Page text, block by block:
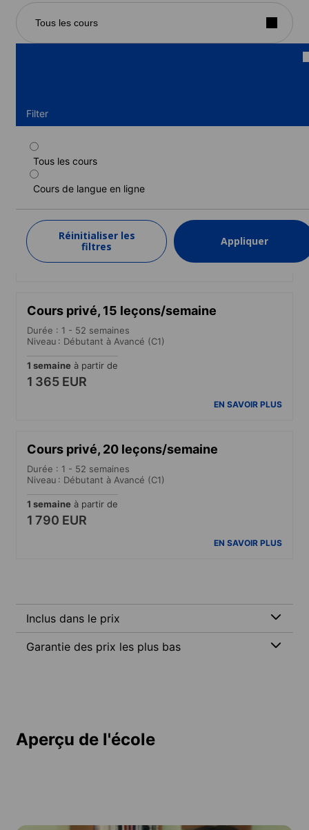
Tous les cours
Filter
Tous les cours
Cours de langue en ligne
Réinitialiser les
filtres
Appliquer
Cours privé, 10 leçons/semaine
Durée : 1 - 52 semaines
1 semaine
940 EUR
EN SAVOIR PLUS
Cours privé, 15 leçons/semaine
Durée : 1 - 52 semaines
Niveau : Débutant à Avancé (C1)
1 semaine à partir de
1 365 EUR
EN SAVOIR PLUS
Cours privé, 20 leçons/semaine
Durée : 1 - 52 semaines
Niveau : Débutant à Avancé (C1)
1 semaine à partir de
1 790 EUR
EN SAVOIR PLUS
Inclus dans le prix
Garantie des prix les plus bas
Aperçu de l'école